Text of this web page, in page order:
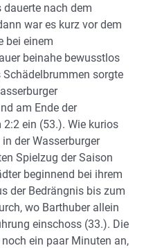
nach dem
war es kurz vor dem
bei einem
beinahe bewusstlos
Schädelbrummen sorgte
am Ende der
ein (53.). Wie kurios
der Wasserburger
Spielzug der Saison
beginnend bei ihrem
der Bedrängnis bis zum
wo Barthuber allein
einschoss (33.). Die
ein paar Minuten an,